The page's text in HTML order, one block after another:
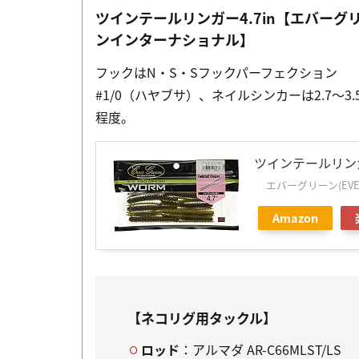
ツインテールリンガー4.7in【エバーグ
ンインターナショナル】
フックはN・S・Sフックパーフェクション
#1/0（ハヤブサ）、ネイルシンカーは2.7～
程度。
ツインテールリ
エバーグリーン
Amazon
【ネコリグ用タックル】
ロッド ：アルマダ AR-C66MLST/LS